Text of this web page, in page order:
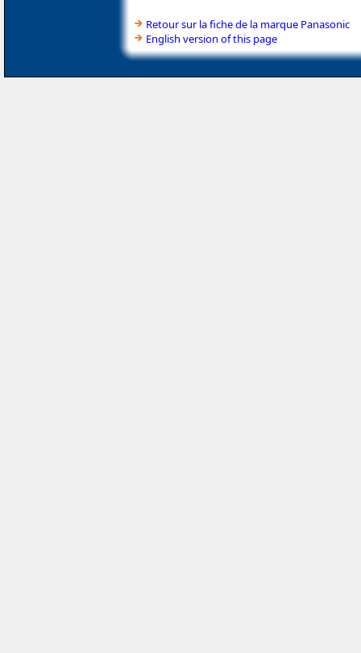
Retour sur la fiche de la marque Panasonic
English version of this page